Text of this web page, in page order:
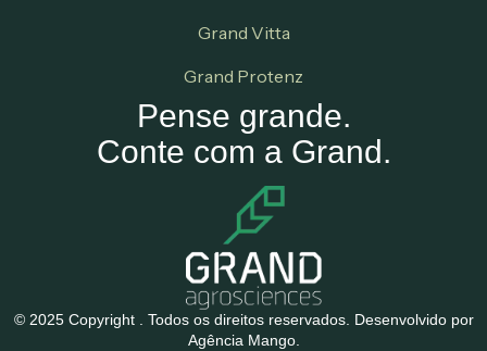
Grand Vitta
Grand Protenz
Pense grande.
Conte com a Grand.
© 2025 Copyright . Todos os direitos reservados. Desenvolvido por
Agência Mango.